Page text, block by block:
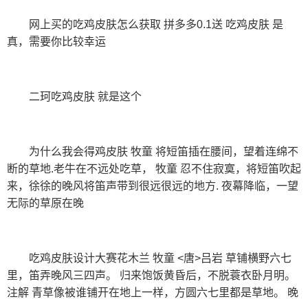
网上买的吃鸡皮肤怎么获取 拼多多0.1送 吃鸡皮肤 是
真，需要你比较幸运
二珂吃鸡皮肤 就是这个
为什么我会得鸡皮肤 牧童 将短笛插在腰间，望着连绵不
断的草地.老牛在不远处吃草， 牧童 忍不住寂寞，将短笛吹起
来，徐徐的晚风将笛声带到很远很远的地方. 夜幕降临，一望
无际的草原在晚
吃鸡皮肤设计大赛花木兰 牧童 <唐>吕岩 草铺横野六七
里，笛弄晚风三四声。 归来饱饭黄昏后，不脱蓑衣卧月明。
注解 青草像被谁铺开在地上一样，方圆六七里都是草地。 晚